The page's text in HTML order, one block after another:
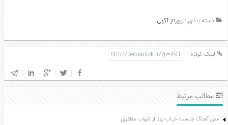
دسته بندی : رپورتاژ آگهی
لینک کوتاه :
مطالب مرتبط
متن آهنگ جنست خراب بود از شهاب مظفری